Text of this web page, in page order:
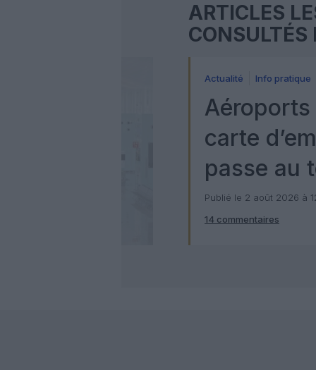
ARTICLES
CONSULTÉS
Actualité Info pratique
carte
passe au
Check
Publié le 2 août 2026 à
14 commentaires